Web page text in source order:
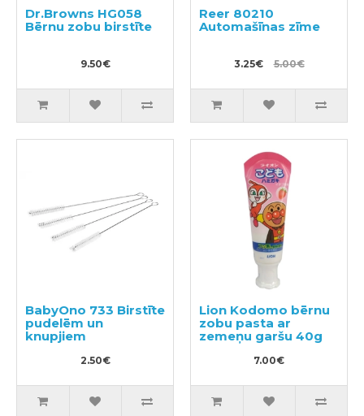
Dr.Browns HG058
Bērnu zobu birstīte
9.50€
Reer 80210
Automašīnas zīme
3.25€ 5.00€
BabyOno 733 Birstīte
pudelēm un
knupjiem
2.50€
Lion Kodomo bērnu
zobu pasta ar
zemeņu garšu 40g
7.00€